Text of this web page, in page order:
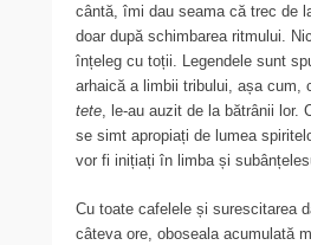
cântă, îmi dau seama că trec de
doar după schimbarea ritmului.
înțeleg cu toții. Legendele sunt
arhaică a limbii tribului, așa cum,
tete, le-au auzit de la bătrânii lor.
se simt apropiați de lumea
vor fi inițiați în limba și
Cu toate cafelele și surescitarea
câteva ore, oboseala acumulată